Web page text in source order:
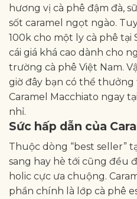
hương vị cà phê đậm đà,
sốt caramel ngọt ngào.
100k cho một ly cà phê tại
cái giá khá cao dành cho
trường cà phê Việt Nam.
giờ đây bạn có thể
Caramel Macchiato ngay
nhỉ.
Sức hấp dẫn của
Thuộc dòng “best seller”
sang hay hè tới cũng đều
holic cực ưa chuộng.
phần chính là lớp cà phê